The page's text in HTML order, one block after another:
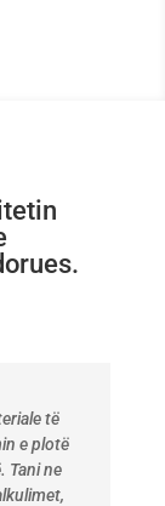
të
e plotë
Tani ne